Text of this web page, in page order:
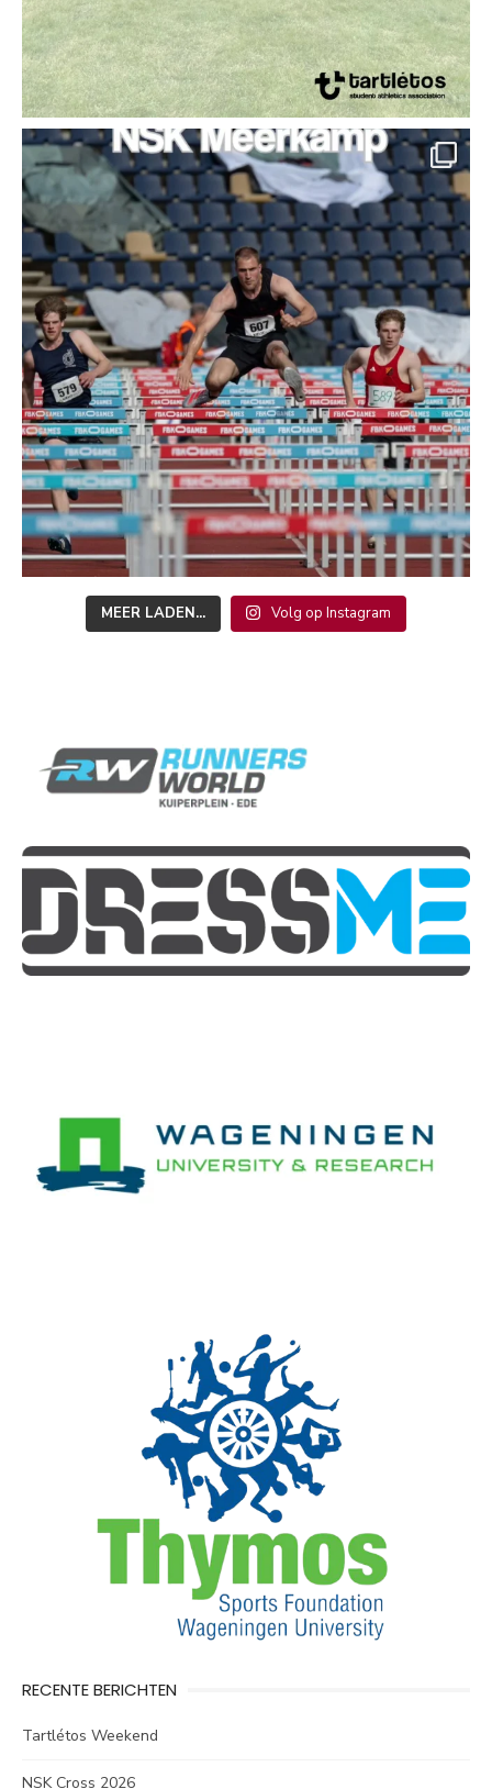
MEER LADEN... Volg op Instagram
RECENTE BERICHTEN
Tartlétos Weekend
NSK Cross 2026